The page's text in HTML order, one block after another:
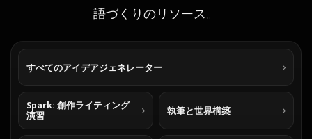
語づくりのリソース。
すべてのアイデアジェネレーター
Spark: 創作ライティング
演習
執筆と世界構築